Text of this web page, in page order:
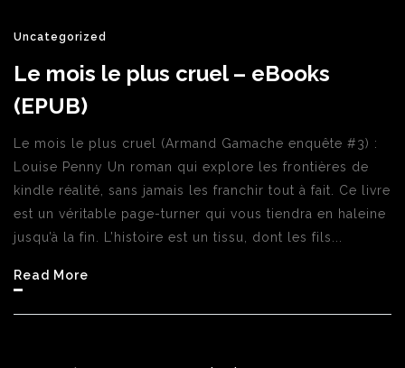
Uncategorized
Le mois le plus cruel – eBooks
(EPUB)
Le mois le plus cruel (Armand Gamache enquête #3) :
Louise Penny Un roman qui explore les frontières de
kindle réalité, sans jamais les franchir tout à fait. Ce livre
est un véritable page-turner qui vous tiendra en haleine
jusqu’à la fin. L’histoire est un tissu, dont les fils...
Read More